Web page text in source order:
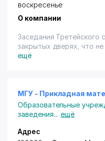
воскресенье
О компании
Заседания Третейского
закрытых дверях, что
публичной огласке
Третейское
эффективным
экономических споров,
конфиденциальность,
процедуры разрешения
ещё
МГУ - Прикладная
Образовательные
заведения... ещё
Адрес